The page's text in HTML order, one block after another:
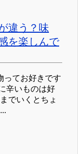
違う？味
を楽しんで
ってお好きです
辛いものは好
でいくとちょ